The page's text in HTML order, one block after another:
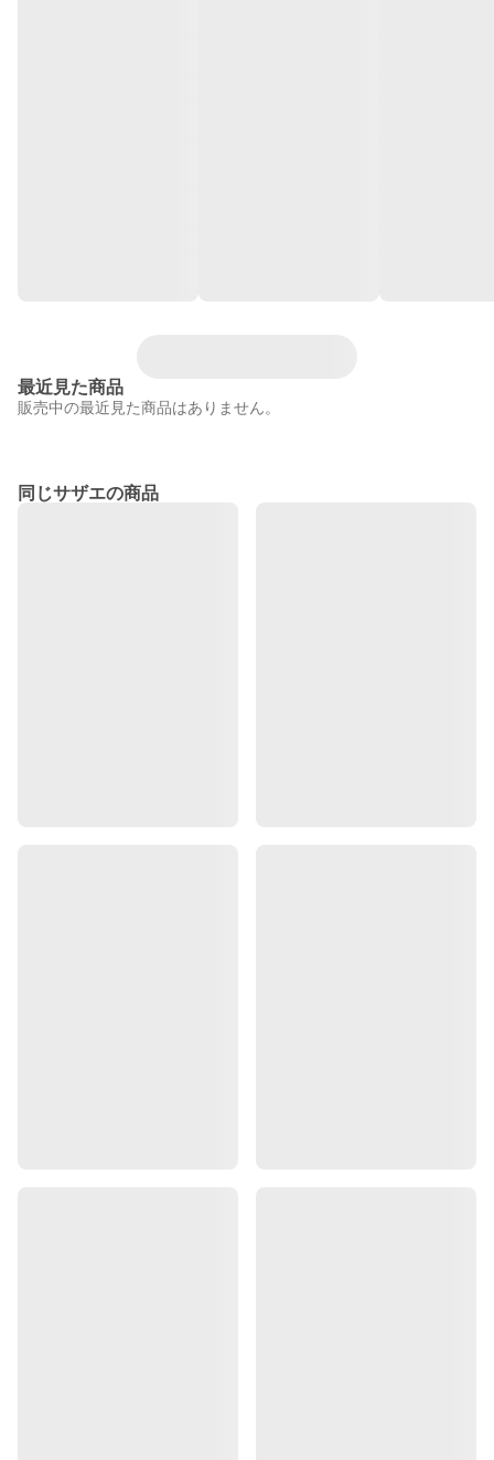
最近見た商品
販売中の最近見た商品はありません。
同じサザエの商品